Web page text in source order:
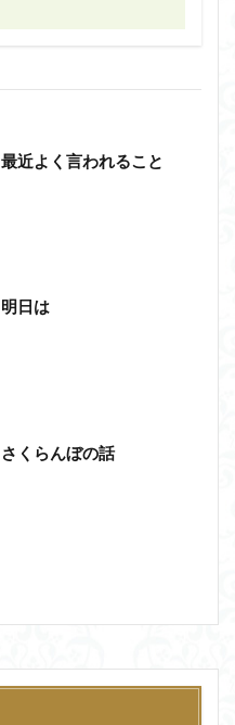
最近よく言われること
明日は
さくらんぼの話